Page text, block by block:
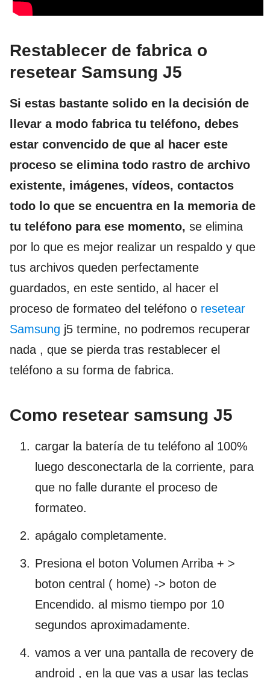
Restablecer de fabrica o
resetear Samsung J5
Si estas bastante solido en la decisión de
llevar a modo fabrica tu teléfono, debes
estar convencido de que al hacer este
proceso se elimina todo rastro de archivo
existente, imágenes, vídeos, contactos
todo lo que se encuentra en la memoria de
tu teléfono para ese momento, se elimina
por lo que es mejor realizar un respaldo y que
tus archivos queden perfectamente
guardados, en este sentido, al hacer el
proceso de formateo del teléfono o resetear
Samsung j5 termine, no podremos recuperar
nada , que se pierda tras restablecer el
teléfono a su forma de fabrica.
Como resetear samsung J5
cargar la batería de tu teléfono al 100%
luego desconectarla de la corriente, para
que no falle durante el proceso de
formateo.
apágalo completamente.
Presiona el boton Volumen Arriba + >
boton central ( home) -> boton de
Encendido. al mismo tiempo por 10
segundos aproximadamente.
vamos a ver una pantalla de recovery de
android , en la que vas a usar las teclas